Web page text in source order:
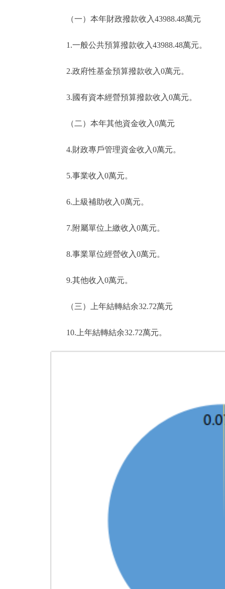
（一）本年財政撥款收入43988.48萬元
1.一般公共預算撥款收入43988.48萬元。
2.政府性基金預算撥款收入0萬元。
3.國有資本經營預算撥款收入0萬元。
（二）本年其他資金收入0萬元
4.財政專戶管理資金收入0萬元。
5.事業收入0萬元。
6.上級補助收入0萬元。
7.附屬單位上繳收入0萬元。
8.事業單位經營收入0萬元。
9.其他收入0萬元。
（三）上年結轉結余32.72萬元
10.上年結轉結余32.72萬元。